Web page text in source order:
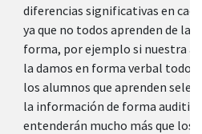
diferencias significativas en
ya que no todos aprenden de la
forma, por ejemplo si nuestra
la damos en forma verbal todo
los alumnos que aprenden
la información de forma auditiva
entenderán mucho más que los